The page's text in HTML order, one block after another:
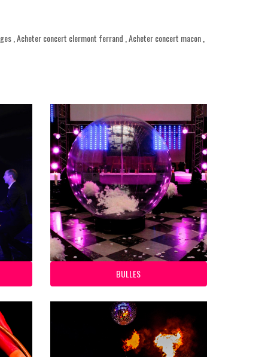
Acheter concert clermont ferrand Acheter concert macon
BULLES